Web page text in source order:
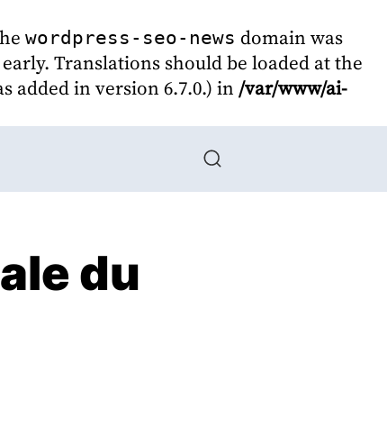
wordpress-seo-news domain was
Translations should be loaded at the
added in version 6.7.0.) in /var/www/ai-
du